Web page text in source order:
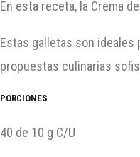
En esta receta, la Crema
Estas galletas son ideales
propuestas culinarias
PORCIONES
40 de 10 g C/U